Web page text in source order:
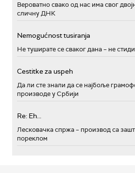
Вероватно свако од нас има свог
сличну ДНК
Nemogućnost tusiranja
Не туширате се сваког дана – не
Cestitke za uspeh
Да ли сте знали да се најбоље
производе у Србији
Re: Eh...
Лесковачка спржа – производ са
пореклом